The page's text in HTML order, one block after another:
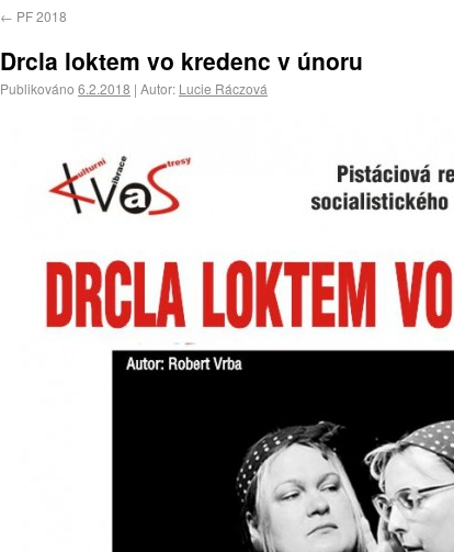
← PF 2018
Drcla loktem vo kredenc v únoru
Publikováno 6.2.2018 | Autor: Lucie Ráczová